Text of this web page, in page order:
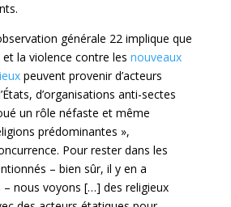
générale 22 implique que
et la violence contre les nouveaux
peuvent provenir d’acteurs
d’organisations anti-sectes
un rôle néfaste et même
prédominantes »,
Pour rester dans les
– bien sûr, il y en a
– nous voyons […] des religieux